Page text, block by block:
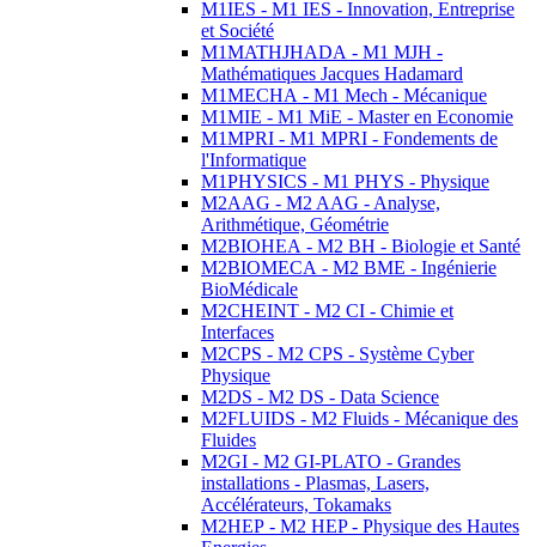
M1IES - M1 IES - Innovation, Entreprise
et Société
M1MATHJHADA - M1 MJH -
Mathématiques Jacques Hadamard
M1MECHA - M1 Mech - Mécanique
M1MIE - M1 MiE - Master en Economie
M1MPRI - M1 MPRI - Fondements de
l'Informatique
M1PHYSICS - M1 PHYS - Physique
M2AAG - M2 AAG - Analyse,
Arithmétique, Géométrie
M2BIOHEA - M2 BH - Biologie et Santé
M2BIOMECA - M2 BME - Ingénierie
BioMédicale
M2CHEINT - M2 CI - Chimie et
Interfaces
M2CPS - M2 CPS - Système Cyber
Physique
M2DS - M2 DS - Data Science
M2FLUIDS - M2 Fluids - Mécanique des
Fluides
M2GI - M2 GI-PLATO - Grandes
installations - Plasmas, Lasers,
Accélérateurs, Tokamaks
M2HEP - M2 HEP - Physique des Hautes